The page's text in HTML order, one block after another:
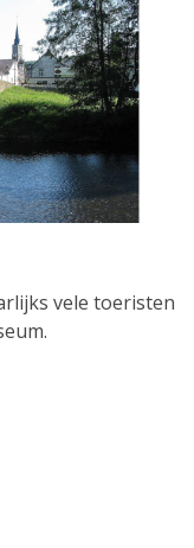
vele toeristen